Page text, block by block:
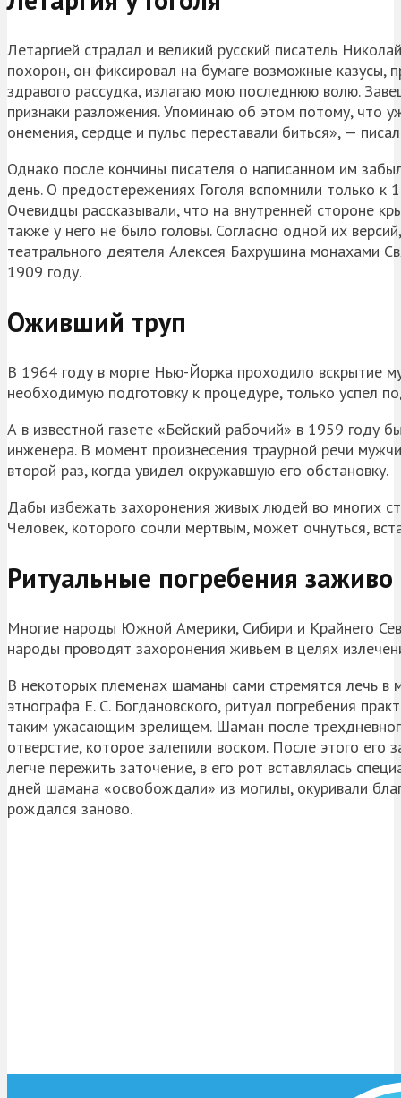
Летаргией страдал и великий русский писатель
похорон, он фиксировал на бумаге возможные казусы,
здравого рассудка, излагаю мою последнюю волю.
признаки разложения. Упоминаю об этом потому, что
онемения, сердце и пульс переставали биться», — писал
Однако после кончины писателя о написанном им
день. О предостережениях Гоголя вспомнили только
Очевидцы рассказывали, что на внутренней стороне
также у него не было головы. Согласно одной их
театрального деятеля Алексея Бахрушина монахами
1909 году.
Оживший труп
В 1964 году в морге Нью-Йорка проходило вскрытие
необходимую подготовку к процедуре, только успел
А в известной газете «Бейский рабочий» в 1959 году
инженера. В момент произнесения траурной речи
второй раз, когда увидел окружавшую его обстановку.
Дабы избежать захоронения живых людей во многих
Человек, которого сочли мертвым, может очнуться,
Ритуальные погребения заживо
Многие народы Южной Америки, Сибири и Крайнего
народы проводят захоронения живьем в целях
В некоторых племенах шаманы сами стремятся лечь
этнографа Е. С. Богдановского, ритуал погребения
таким ужасающим зрелищем. Шаман после
отверстие, которое залепили воском. После этого
легче пережить заточение, в его рот вставлялась
дней шамана «освобождали» из могилы, окуривали
рождался заново.